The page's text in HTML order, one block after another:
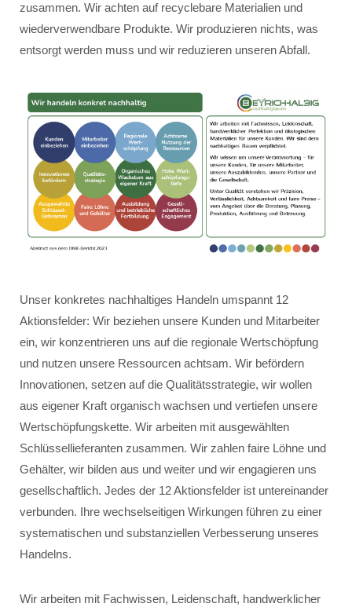
zusammen. Wir achten auf recyclebare Materialien und
wiederverwendbare Produkte. Wir produzieren nichts, was
entsorgt werden muss und wir reduzieren unseren Abfall.
Unser konkretes nachhaltiges Handeln umspannt 12
Aktionsfelder: Wir beziehen unsere Kunden und Mitarbeiter
ein, wir konzentrieren uns auf die regionale Wertschöpfung
und nutzen unsere Ressourcen achtsam. Wir befördern
Innovationen, setzen auf die Qualitätsstrategie, wir wollen
aus eigener Kraft organisch wachsen und vertiefen unsere
Wertschöpfungskette. Wir arbeiten mit ausgewählten
Schlüssellieferanten zusammen. Wir zahlen faire Löhne und
Gehälter, wir bilden aus und weiter und wir engagieren uns
gesellschaftlich. Jedes der 12 Aktionsfelder ist untereinander
verbunden. Ihre wechselseitigen Wirkungen führen zu einer
systematischen und substanziellen Verbesserung unseres
Handelns.
Wir arbeiten mit Fachwissen, Leidenschaft, handwerklicher